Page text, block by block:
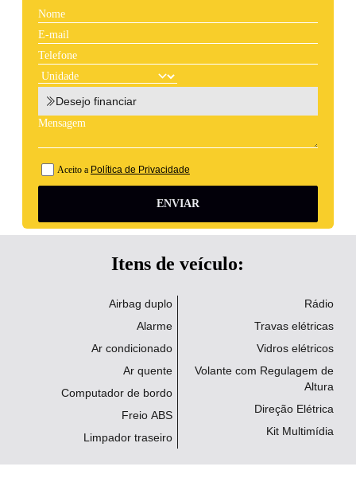
Desejo financiar
Aceito a Política de Privacidade
ENVIAR
Itens de veículo:
Airbag duplo
Alarme
Ar condicionado
Ar quente
Computador de bordo
Freio ABS
Limpador traseiro
Rádio
Travas elétricas
Vidros elétricos
Volante com Regulagem de
Altura
Direção Elétrica
Kit Multimídia